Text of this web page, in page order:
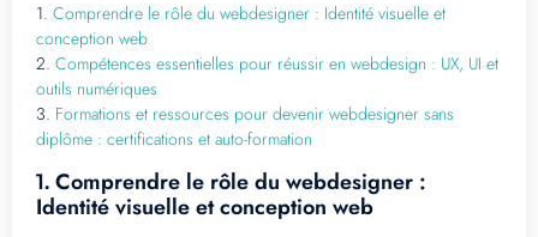
1. Comprendre le rôle du webdesigner : Identité visuelle et
conception web
2. Compétences essentielles pour réussir en webdesign : UX, UI et
outils numériques
3. Formations et ressources pour devenir webdesigner sans
diplôme : certifications et auto-formation
1. Comprendre le rôle du webdesigner :
Identité visuelle et conception web